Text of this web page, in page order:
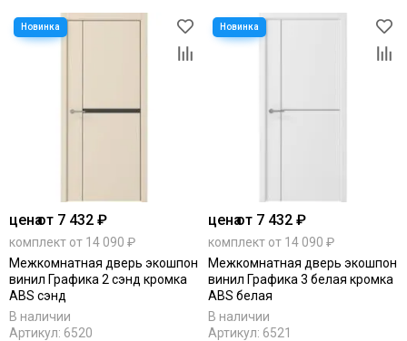
ценаот 7 432 ₽
комплект от 14 090 ₽
Межкомнатная дверь экошпон
винил Графика 2 сэнд кромка
ABS сэнд
В наличии
Артикул: 6520
ценаот 7 432 ₽
комплект от 14 090 ₽
Межкомнатная дверь экошпон
винил Графика 3 белая кромка
ABS белая
В наличии
Артикул: 6521